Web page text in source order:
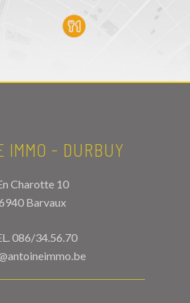
IMMO - DURBUY
Charotte 10
Barvaux
086/34.56.70